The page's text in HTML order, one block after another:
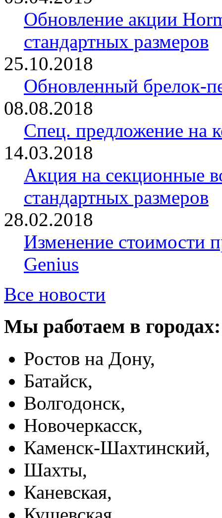
Обновление акции
стандартных размеров
25.10.2018
Обновленный брелок-
08.08.2018
Спец. предложение на
14.03.2018
Акция на секционные
стандартных размеров
28.02.2018
Изменение стоимости
Genius
Все новости
Мы работаем в городах:
Ростов на Дону,
Батайск,
Волгодонск,
Новочеркасск,
Каменск-Шахтинский,
Шахты,
Каневская,